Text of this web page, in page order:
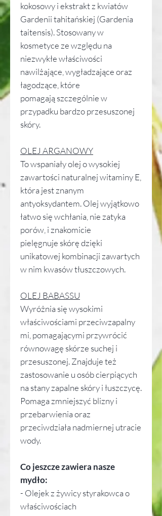
kokosowy i ekstrakt z kwiatów
Gardenii tahitańskiej (Gardenia
taitensis). Stosowany w
kosmetyce ze względu na
niezwykłe właściwości
nawilżające, wygładzające oraz
łagodzące, które
pomagają szczególnie w
przypadku bardzo przesuszonej
skóry.
OLEJ ARGANOWY
To wspaniały olej o wysokiej
zawartości naturalnej witaminy E,
która jest znanym
antyoksydantem. Olej wyjątkowo
łatwo się wchłania, nie zatyka
porów, i znakomicie
pielęgnuje skórę dzięki
unikatowej kombinacji zawartych
w nim kwasów tłuszczowych.
OLEJ BABASSU
Wyróżnia się wysokimi
właściwościami przeciwzapalny
mi, pomagającymi przywrócić
równowagę skórze suchej i
przesuszonej. Znajduje też
zastosowanie u osób cierpiących
na stany zapalne skóry i łuszczycę.
Pomaga zmniejszyć blizny i
przebarwienia oraz
przeciwdziała nadmiernej utracie
wody.
Co jeszcze zawiera nasze
mydło:
- Olejek z żywicy styrakowca o
właściwościach